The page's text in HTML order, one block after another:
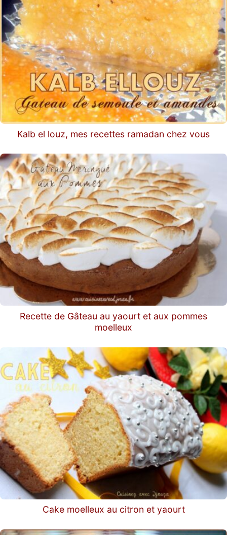
Kalb el louz, mes recettes ramadan chez vous
Recette de Gâteau au yaourt et aux pommes
moelleux
Cake moelleux au citron et yaourt